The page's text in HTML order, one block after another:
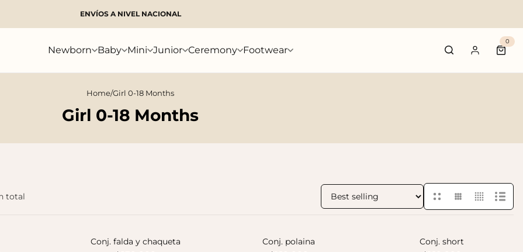
ENVÍOS A NIVEL NACIONAL
Newborn Baby Mini Junior Ceremony Footwear
Cart
0
Home/Girl 0-18 Months
Girl 0-18 Months
Sort by:
total
Conj. falda y chaqueta
Conj. polaina
Conj. short
Search